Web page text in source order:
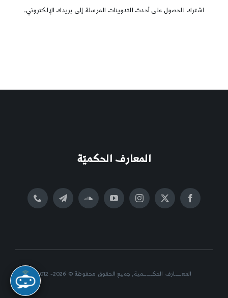
اشترك للحصول على أحدث التدوينات المرسلة إلى بريدك الإلكتروني.
المعارف الحكميّة
المعــــــارف الحكــــــــمية, جميع الحقوق محفوظة © 2026- 2012